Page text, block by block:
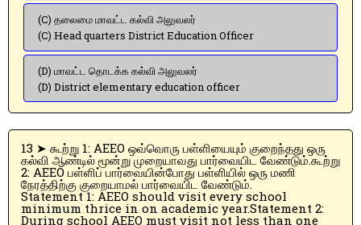
(C) தலைமை மாவட்ட கல்வி அலுவலர்
(C) Head quarters District Education Officer
(D) மாவட்ட தொடக்க கல்வி அலுவலர்
(D) District elementary education officer
13 ➤ கூற்று 1: AEEO ஒவ்வொரு பள்ளியையும் குறைந்தது ஒரு
கல்வி ஆண்டில் மூன்று முறையாவது பார்வையிட வேண்டும்.கூற்று
2: AEEO பள்ளிப் பார்வையின்போது பள்ளியில் ஒரு மணி
நேரத்திற்கு குறையாமல் பார்வையிட வேண்டும்.
Statement 1: AEEO should visit every school
minimum thrice in on academic year.Statement 2:
During school AEEO must visit not less than one